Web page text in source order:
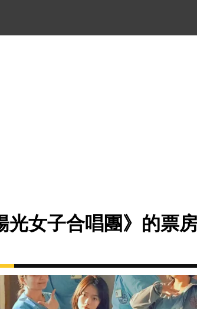
光女子合唱團》的票